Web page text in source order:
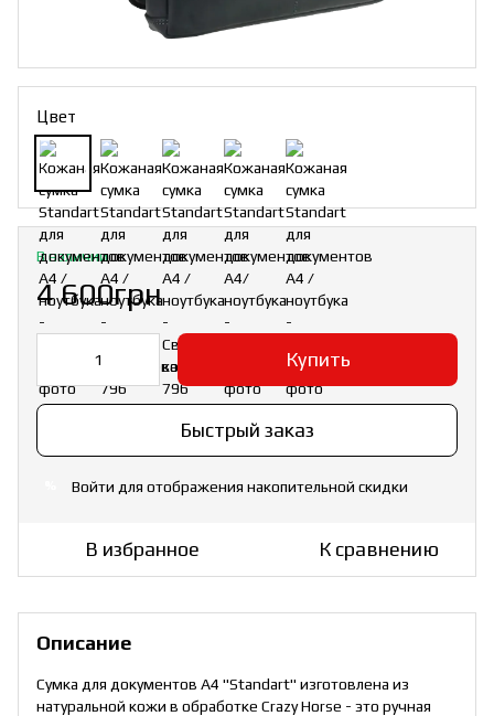
Цвет
В наличии
4 600грн
Купить
Быстрый заказ
Войти для отображения накопительной скидки
В избранное К сравнению
Описание
Сумка для документов А4 "Standart" изготовлена из
натуральной кожи в обработке Crazy Horse - это ручная